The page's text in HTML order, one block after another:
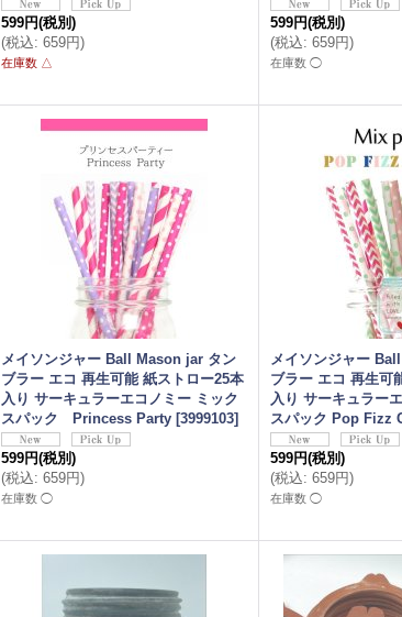
599円(税別)
(税込: 659円)
在庫数 △
599円(税別)
(税込: 659円)
在庫数 ◯
メイソンジャー Ball Mason jar タン
ブラー エコ 再生可能 紙ストロー25本
入り サーキュラーエコノミー ミック
スパック Princess Party [3999103]
599円(税別)
(税込: 659円)
在庫数 ◯
メイソンジャー
ブラー エコ 再生可
入り サーキュラー
スパック Pop Fizz
599円(税別)
(税込: 659円)
在庫数 ◯